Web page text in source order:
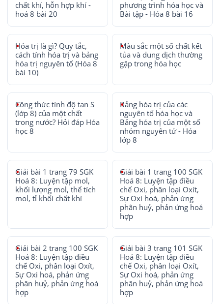
chất khí, hỗn hợp khí -
hoá 8 bài 20
phương trình hóa học và
Bài tập - Hóa 8 bài 16
Hóa trị là gì? Quy tắc,
cách tính hóa trị và bảng
hóa trị nguyên tố (Hóa 8
bài 10)
Màu sắc một số chất kết
tủa và dung dịch thường
gặp trong hóa học
Công thức tính độ tan S
(lớp 8) của một chất
trong nước? Hỏi đáp Hóa
học 8
Bảng hóa trị của các
nguyên tố hóa học và
Bảng hóa trị của một số
nhóm nguyên tử - Hóa
lớp 8
Giải bài 1 trang 79 SGK
Hoá 8: Luyện tập mol,
khối lượng mol, thể tích
mol, tỉ khối chất khí
Giải bài 1 trang 100 SGK
Hoá 8: Luyện tập điều
chế Oxi, phân loại Oxít,
Sự Oxi hoá, phản ứng
phân huỷ, phản ứng hoá
hợp
Giải bài 2 trang 100 SGK
Hoá 8: Luyện tập điều
chế Oxi, phân loại Oxít,
Sự Oxi hoá, phản ứng
phân huỷ, phản ứng hoá
hợp
Giải bài 3 trang 101 SGK
Hoá 8: Luyện tập điều
chế Oxi, phân loại Oxít,
Sự Oxi hoá, phản ứng
phân huỷ, phản ứng hoá
hợp